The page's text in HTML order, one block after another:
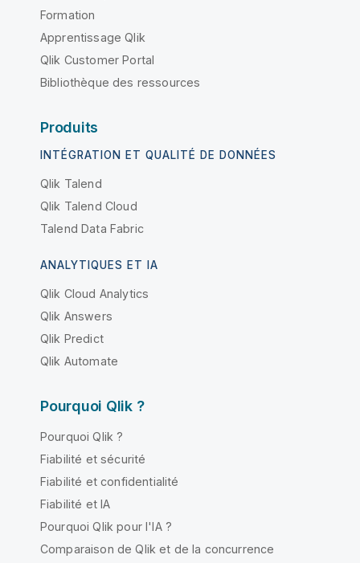
Formation
Apprentissage Qlik
Qlik Customer Portal
Bibliothèque des ressources
Produits
INTÉGRATION ET QUALITÉ DE DONNÉES
Qlik Talend
Qlik Talend Cloud
Talend Data Fabric
ANALYTIQUES ET IA
Qlik Cloud Analytics
Qlik Answers
Qlik Predict
Qlik Automate
Pourquoi Qlik ?
Pourquoi Qlik ?
Fiabilité et sécurité
Fiabilité et confidentialité
Fiabilité et IA
Pourquoi Qlik pour l'IA ?
Comparaison de Qlik et de la concurrence